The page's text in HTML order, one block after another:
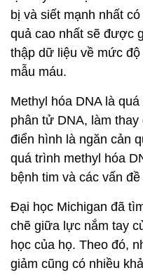
bị và siết mạnh nhất
quả cao nhất sẽ được
thập dữ liệu về mức
mẫu máu.
Methyl hóa DNA là
phân tử DNA, làm
điển hình là ngăn cản
quá trình methyl hóa
bệnh tim và các vấn
Đại học Michigan đã
chẽ giữa lực nắm tay
học của họ. Theo đó,
giảm cũng có nhiều